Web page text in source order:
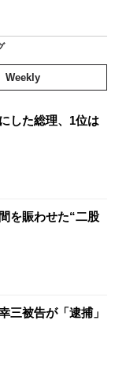
Weekly
した総理、1位は
を賑わせた“二股
三被告が「逮捕」